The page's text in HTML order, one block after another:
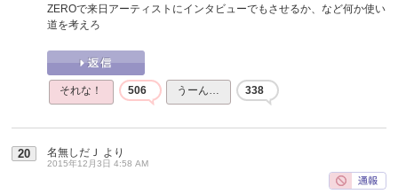
ZEROで来日アーティストにインタビューでもさせるか、など何か使い
道を考えろ
それな！ 506 うーん… 338
20 名無しだＪ より
2015年12月3日 4:58 AM